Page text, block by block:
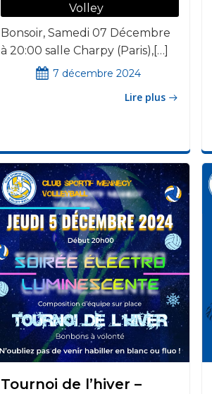
Volley
Bonsoir, Samedi 07 Décembre
à 20:00 salle Charpy (Paris),[…]
7 décembre 2024
Lire plus
Tournoi de l’hiver –